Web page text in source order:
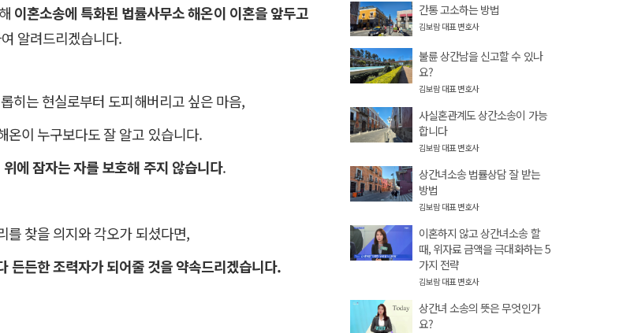
이혼소송에 특화된 법률사무소 해온이 이혼을 앞두고
알려드리겠습니다.
히는 현실로부터 도피해버리고 싶은 마음,
온이 누구보다도 잘 알고 있습니다.
위에 잠자는 자를 보호해 주지 않습니다.
를 찾을 의지와 각오가 되셨다면,
든든한 조력자가 되어줄 것을 약속드리겠습니다.
간통 고소하는 방법
김보람 대표 변호사
불륜 상간남을 신고할 수 있나
요?
김보람 대표 변호사
사실혼관계도 상간소송이 가능
합니다
김보람 대표 변호사
상간녀소송 법률상담 잘 받는
방법
김보람 대표 변호사
이혼하지 않고 상간녀소송 할
때, 위자료 금액을 극대화하는 5
가지 전략
김보람 대표 변호사
상간녀 소송의 뜻은 무엇인가
요?